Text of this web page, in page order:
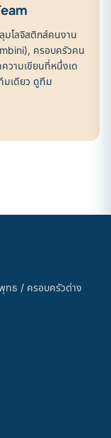
มโลจิสติกส์คนงาน
ครอบครัวคน
วามเขียนที่หนึ่งเด
มเดียว ดูทีม
ทธ / ครอบครัวต่าง